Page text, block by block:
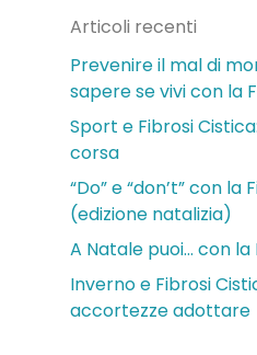
Articoli recenti
Prevenire il mal di
sapere se vivi con la
Sport e Fibrosi
corsa
“Do” e “don’t” con la
(edizione natalizia)
A Natale puoi… con la
Inverno e Fibrosi
accortezze adottare